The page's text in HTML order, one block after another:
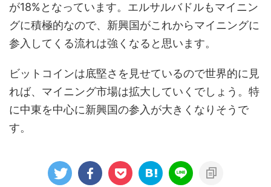
が18%となっています。エルサルバドルもマイニン
グに積極的なので、新興国がこれからマイニングに
参入してくる流れは強くなると思います。
ビットコインは底堅さを見せているので世界的に見
れば、マイニング市場は拡大していくでしょう。特
に中東を中心に新興国の参入が大きくなりそうで
す。